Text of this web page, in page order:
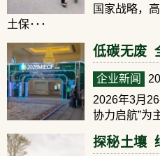
国家战略，
土保･･･
低碳无废
企业新闻
2026年3月
协力启航”为
探秘土壤